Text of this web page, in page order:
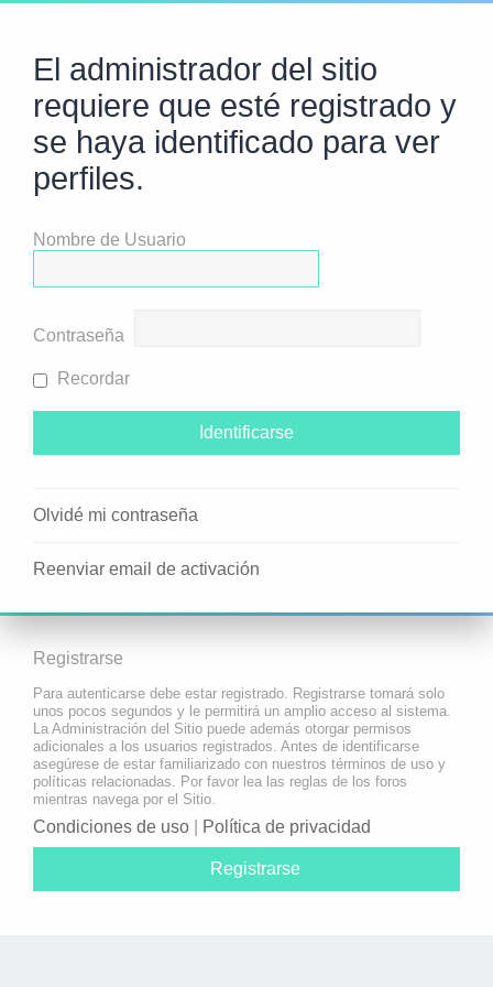
El administrador del sitio
requiere que esté registrado y
se haya identificado para ver
perfiles.
Nombre de Usuario
Contraseña
Recordar
Olvidé mi contraseña
Reenviar email de activación
Registrarse
Para autenticarse debe estar registrado. Registrarse tomará solo
unos pocos segundos y le permitirá un amplio acceso al sistema.
La Administración del Sitio puede además otorgar permisos
adicionales a los usuarios registrados. Antes de identificarse
asegúrese de estar familiarizado con nuestros términos de uso y
políticas relacionadas. Por favor lea las reglas de los foros
mientras navega por el Sitio.
Condiciones de uso Política de privacidad
Registrarse